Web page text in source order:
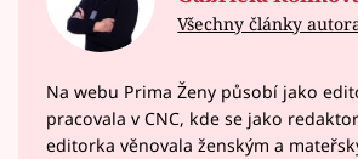
Všechny články
Na webu Prima Ženy působí jako
pracovala v CNC, kde se jako
editorka věnovala ženským a